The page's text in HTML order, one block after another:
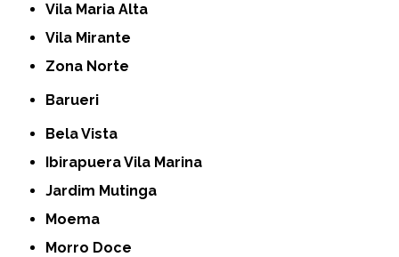
Vila Maria Alta
Vila Mirante
Zona Norte
Barueri
Bela Vista
Ibirapuera Vila Marina
Jardim Mutinga
Moema
Morro Doce